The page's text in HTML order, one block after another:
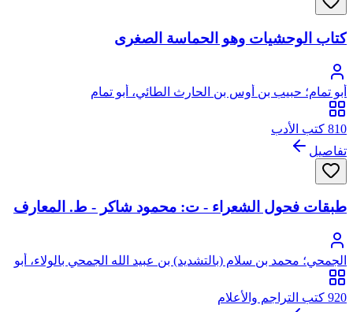
كتاب الوحشيات وهو الحماسة الصغرى
أبو تمام؛ حبيب بن أوس بن الحارث الطائي، أبو تمام
810 كتب الأدب
تفاصيل
طبقات فحول الشعراء - ت: محمود شاكر - ط. المعارف
الجمحي؛ محمد بن سلام (بالتشديد) بن عبيد الله الجمحي بالولاء، أبو
عبد الله
920 كتب التراجم والأعلام